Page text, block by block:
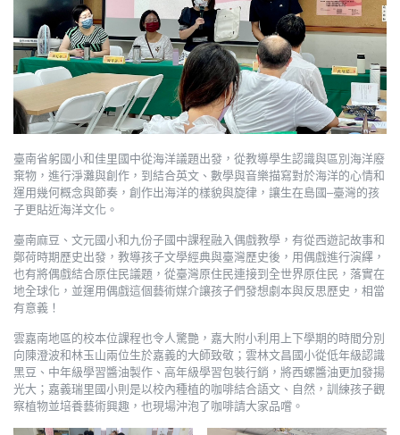
臺南省躬國小和佳里國中從海洋議題出發，從教導學生認識與區別海洋廢
棄物，進行淨灘與創作，到結合英文、數學與音樂描寫對於海洋的心情和
運用幾何概念與節奏，創作出海洋的樣貌與旋律，讓生在島國–臺灣的孩
子更貼近海洋文化。
臺南麻豆、文元國小和九份子國中課程融入偶戲教學，有從西遊記故事和
鄭荷時期歷史出發，教導孩子文學經典與臺灣歷史後，用偶戲進行演繹，
也有將偶戲結合原住民議題，從臺灣原住民連接到全世界原住民，落實在
地全球化，並運用偶戲這個藝術媒介讓孩子們發想劇本與反思歷史，相當
有意義！
雲嘉南地區的校本位課程也令人驚艷，嘉大附小利用上下學期的時間分別
向陳澄波和林玉山兩位生於嘉義的大師致敬；雲林文昌國小從低年級認識
黑豆、中年級學習醬油製作、高年級學習包裝行銷，將西螺醬油更加發揚
光大；嘉義瑞里國小則是以校內種植的咖啡結合語文、自然，訓練孩子觀
察植物並培養藝術興趣，也現場沖泡了咖啡請大家品嚐。